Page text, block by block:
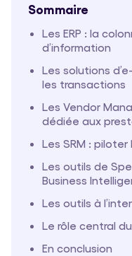
Sommaire
Les ERP : la
d’information
Les solutions
les transactions
Les Vendor
dédiée aux
Les SRM :
Les outils de
Business
Les outils à
Le rôle central
En conclusion